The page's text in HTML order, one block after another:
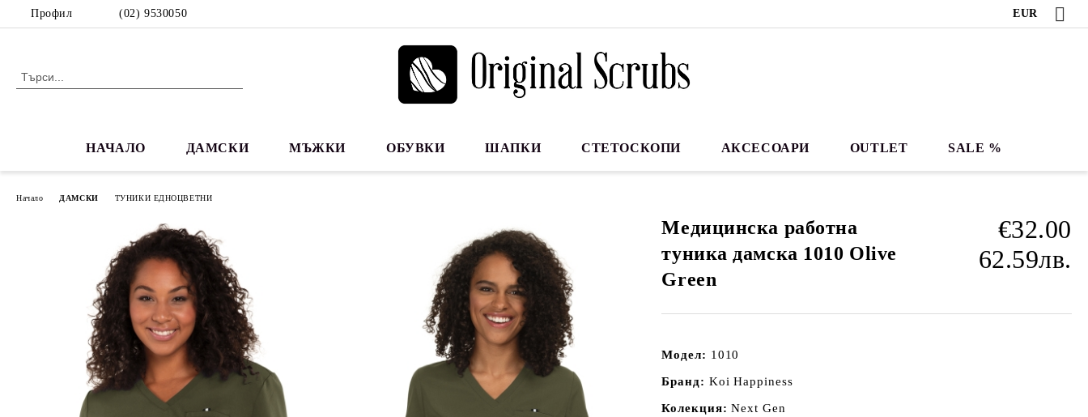
Профил (02) 9530050 EUR
НАЧАЛО ДАМСКИ МЪЖКИ ОБУВКИ ШАПКИ СТЕТОСКОПИ АКСЕСОАРИ OUTLET SALE %
Начало ДАМСКИ ТУНИКИ ЕДНОЦВЕТНИ
Медицинска работна
туника дамска 1010 Olive
Green
€32.00
62.59лв.
Модел: 1010
Бранд: Koi Happiness
Колекция: Next Gen